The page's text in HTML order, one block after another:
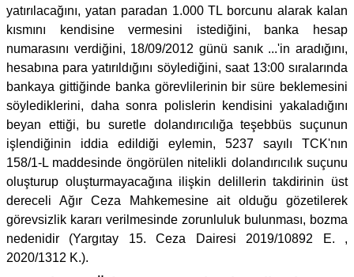
yatırılacağını, yatan paradan 1.000 TL borcunu alarak kalan
kısmını kendisine vermesini istediğini, banka hesap
numarasını verdiğini, 18/09/2012 günü sanık ...'in aradığını,
hesabına para yatırıldığını söylediğini, saat 13:00 sıralarında
bankaya gittiğinde banka görevlilerinin bir süre beklemesini
söylediklerini, daha sonra polislerin kendisini yakaladığını
beyan ettiği, bu suretle dolandırıcılığa teşebbüs suçunun
işlendiğinin iddia edildiği eylemin, 5237 sayılı TCK'nın
158/1-L maddesinde öngörülen nitelikli dolandırıcılık suçunu
oluşturup oluşturmayacağına ilişkin delillerin takdirinin üst
dereceli Ağır Ceza Mahkemesine ait olduğu gözetilerek
görevsizlik kararı verilmesinde zorunluluk bulunması, bozma
nedenidir (Yargıtay 15. Ceza Dairesi 2019/10892 E. ,
2020/1312 K.).